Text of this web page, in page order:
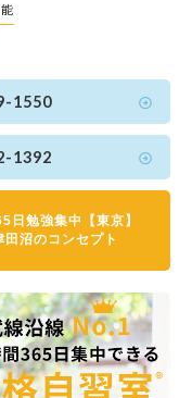
1550
1392
勉強集中【東京】
田沼のコンセプト